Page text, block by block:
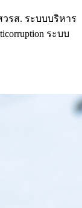
วรส. ระบบบริหาร
ระบบ